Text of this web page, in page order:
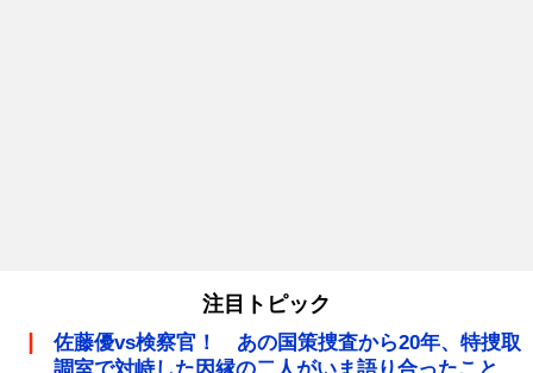
注目トピック
佐藤優vs検察官！ あの国策捜査から20年、特捜取
調室で対峙した因縁の二人がいま語り合ったこと